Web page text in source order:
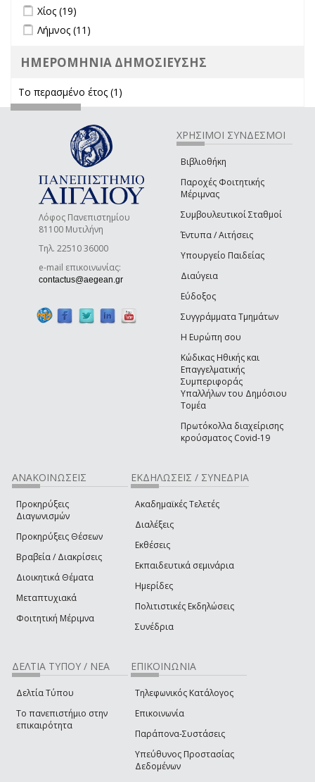
Apply Χίος filter
Χίος (19)
Apply Λήμνος filter
Λήμνος (11)
ΗΜΕΡΟΜΗΝΙΑ ΔΗΜΟΣΙΕΥΣΗΣ
Το περασμένο έτος (1)
Λόφος Πανεπιστημίου
81100 Μυτιλήνη
Τηλ. 22510 36000
e-mail επικοινωνίας:
contactus@aegean.gr (link sends e-mail)
ΧΡΗΣΙΜΟΙ ΣΥΝΔΕΣΜΟΙ
Βιβλιοθήκη
Παροχές Φοιτητικής
Μέριμνας
Συμβουλευτικοί Σταθμοί
Έντυπα / Αιτήσεις
Υπουργείο Παιδείας
Διαύγεια
Εύδοξος
Συγγράμματα Τμημάτων
Η Ευρώπη σου
Κώδικας Ηθικής και
Επαγγελματικής
Συμπεριφοράς
Υπαλλήλων του Δημόσιου
Τομέα
Πρωτόκολλα διαχείρισης
κρούσματος Covid-19
ΑΝΑΚΟΙΝΩΣΕΙΣ
Προκηρύξεις
Διαγωνισμών
Προκηρύξεις Θέσεων
Βραβεία / Διακρίσεις
Διοικητικά Θέματα
Μεταπτυχιακά
Φοιτητική Μέριμνα
ΕΚΔΗΛΩΣΕΙΣ / ΣΥΝΕΔΡΙΑ
Ακαδημαϊκές Τελετές
Διαλέξεις
Εκθέσεις
Εκπαιδευτικά σεμινάρια
Ημερίδες
Πολιτιστικές Εκδηλώσεις
Συνέδρια
ΔΕΛΤΙΑ ΤΥΠΟΥ / ΝΕΑ
Δελτία Τύπου
Το πανεπιστήμιο στην
επικαιρότητα
ΕΠΙΚΟΙΝΩΝΙΑ
Τηλεφωνικός Κατάλογος
Επικοινωνία
Παράπονα-Συστάσεις
Υπεύθυνος Προστασίας
Δεδομένων